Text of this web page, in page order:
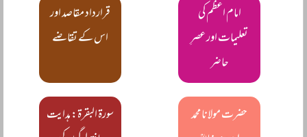
امام اعظم کی
تعلیمات اور عصرِ
حاضر
قرارداد مقاصد اور
اس کے تقاضے
حضرت مولانا محمد
سورۃ البقرۃ: ہدایت